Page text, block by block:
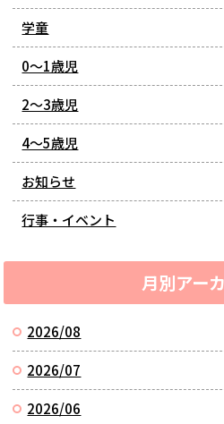
学童
0～1歳児
2～3歳児
4～5歳児
お知らせ
行事・イベント
月別アー
2026/08
2026/07
2026/06